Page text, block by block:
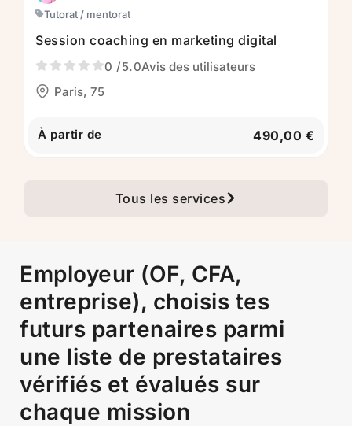
Tutorat / mentorat
Session coaching en marketing digital
0 /5.0Avis des utilisateurs
Paris, 75
À partir de 490,00 €
Tous les services
Employeur (OF, CFA,
entreprise), choisis tes
futurs partenaires parmi
une liste de prestataires
vérifiés et évalués sur
chaque mission